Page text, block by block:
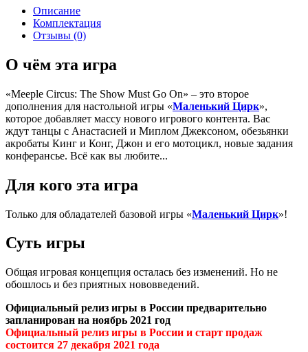
Описание
Комплектация
Отзывы (0)
О чём эта игра
«Meeple Circus: The Show Must Go On» – это второе
дополнения для настольной игры «Маленький Цирк»,
которое добавляет массу нового игрового контента. Вас
ждут танцы с Анастасией и Миплом Джексоном, обезьянки
акробаты Кинг и Конг, Джон и его мотоцикл, новые задания
конферансье. Всё как вы любите...
Для кого эта игра
Только для обладателей базовой игры «Маленький Цирк»!
Суть игры
Общая игровая концепция осталась без изменений. Но не
обошлось и без приятных нововведений.
Официальный релиз игры в России предварительно
запланирован на ноябрь 2021 год
Официальный релиз игры в России и старт продаж
состоится 27 декабря 2021 года